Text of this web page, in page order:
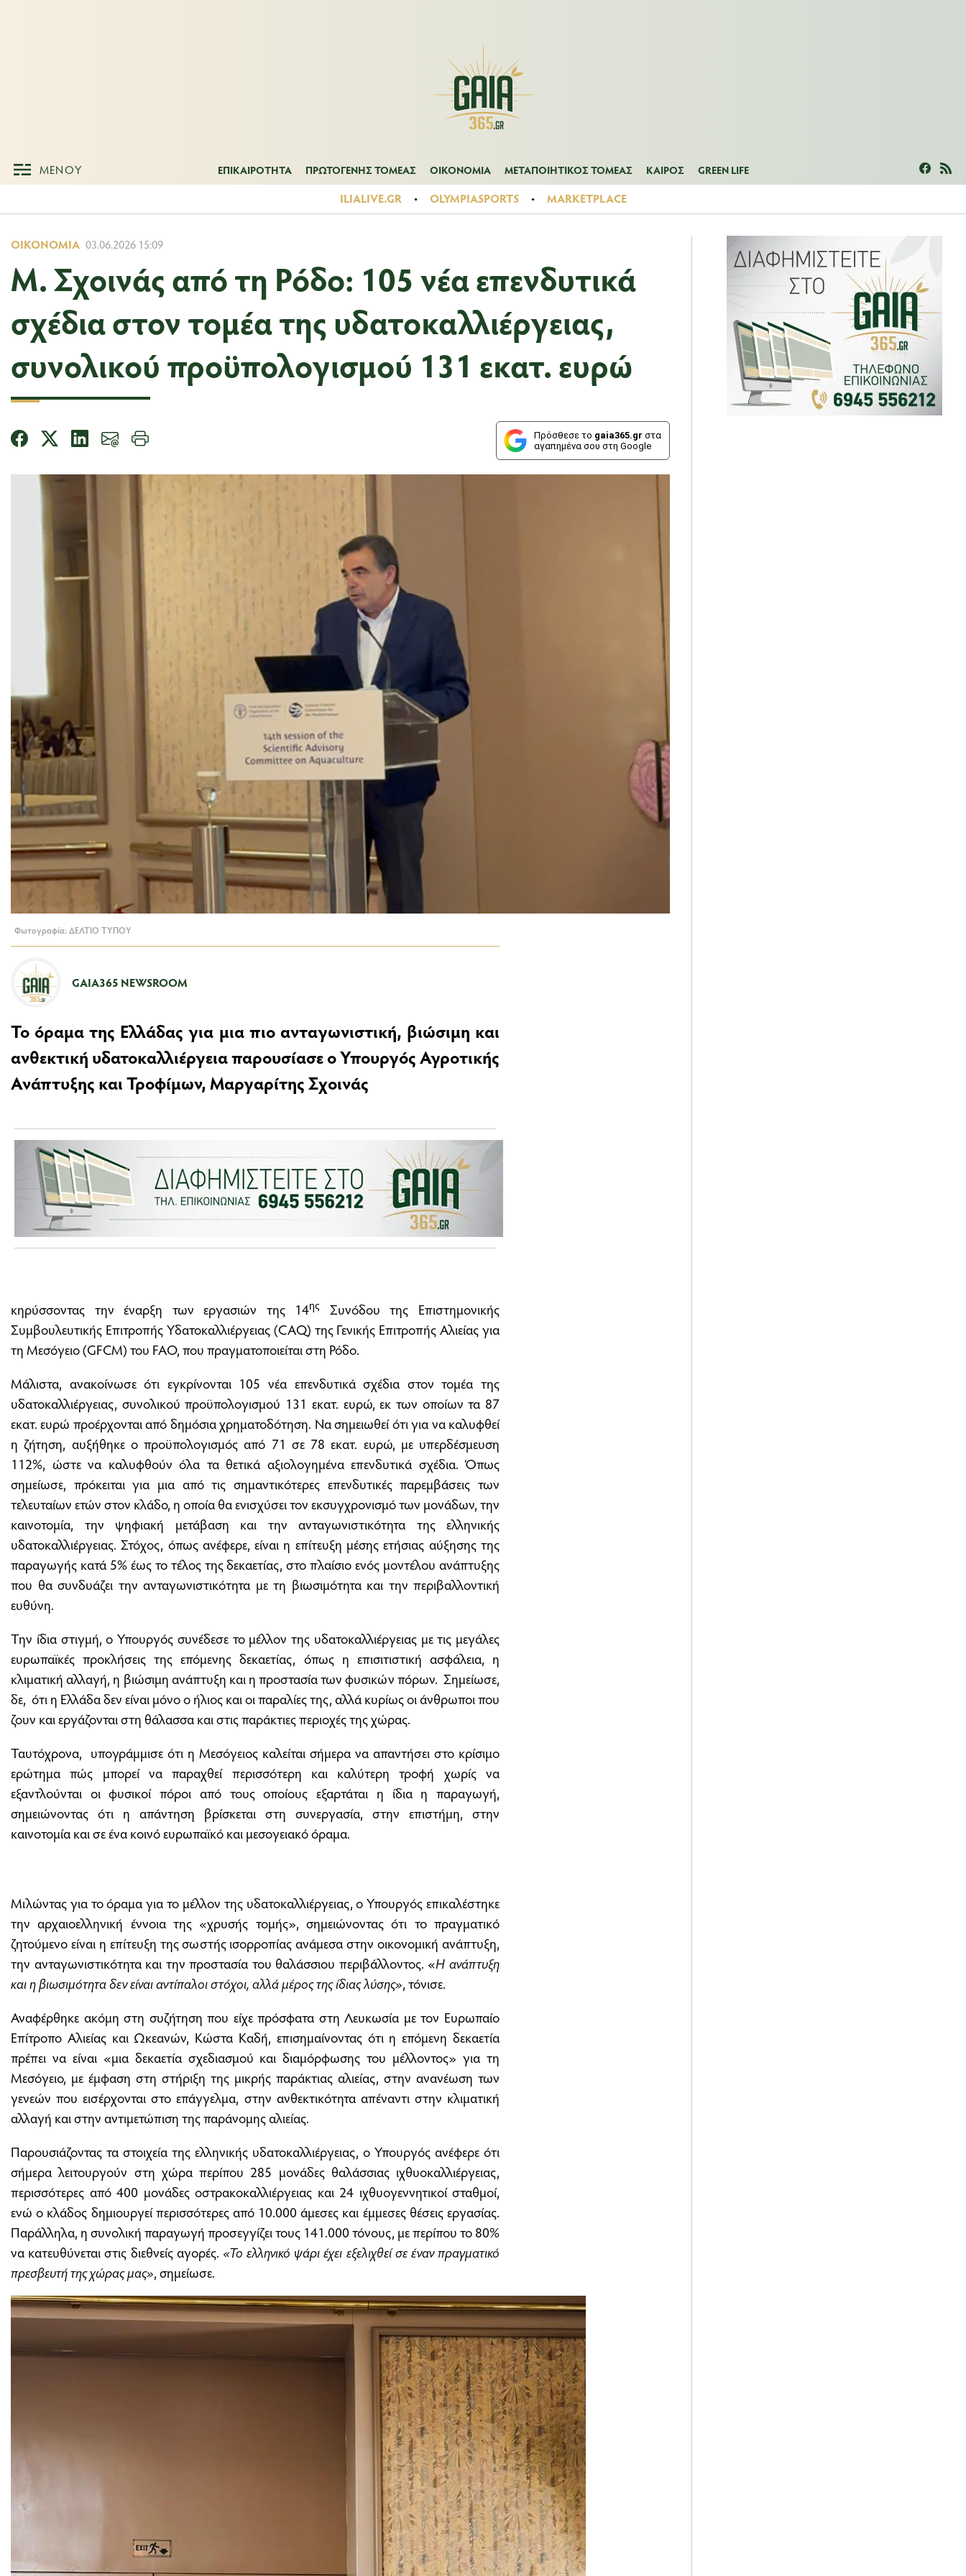
ΜΕΝΟΥ ΕΠΙΚΑΙΡΟΤΗΤΑ ΠΡΩΤΟΓΕΝΗΣ ΤΟΜΕΑΣ ΟΙΚΟΝΟΜΙΑ ΜΕΤΑΠΟΙΗΤΙΚΟΣ ΤΟΜΕΑΣ ΚΑΙΡΟΣ GREEN LIFE
ILIALIVE.GR OLYMPIASPORTS MARKETPLACE
ΟΙΚΟΝΟΜΊΑ 03.06.2026 15:09
Μ. Σχοινάς από τη Ρόδο: 105 νέα επενδυτικά
σχέδια στον τομέα της υδατοκαλλιέργειας,
συνολικού προϋπολογισμού 131 εκατ. ευρώ
Πρόσθεσε το gaia365.gr στα
αγαπημένα σου στη Google
Φωτογραφία: ΔΕΛΤΙΟ ΤΥΠΟΥ
GAIA365 NEWSROOM
Το όραμα της Ελλάδας για μια πιο ανταγωνιστική, βιώσιμη και
ανθεκτική υδατοκαλλιέργεια παρουσίασε ο Υπουργός Αγροτικής
Ανάπτυξης και Τροφίμων, Μαργαρίτης Σχοινάς
κηρύσσοντας την έναρξη των εργασιών της 14ης
Συνόδου της Επιστημονικής
Συμβουλευτικής Επιτροπής Υδατοκαλλιέργειας (CAQ) της Γενικής Επιτροπής Αλιείας για
τη Μεσόγειο (GFCM) του FAO, που πραγματοποιείται στη Ρόδο.
Μάλιστα, ανακοίνωσε ότι εγκρίνονται 105 νέα επενδυτικά σχέδια στον τομέα της
υδατοκαλλιέργειας, συνολικού προϋπολογισμού 131 εκατ. ευρώ, εκ των οποίων τα 87
εκατ. ευρώ προέρχονται από δημόσια χρηματοδότηση. Να σημειωθεί ότι για να καλυφθεί
η ζήτηση, αυξήθηκε ο προϋπολογισμός από 71 σε 78 εκατ. ευρώ, με υπερδέσμευση
112%, ώστε να καλυφθούν όλα τα θετικά αξιολογημένα επενδυτικά σχέδια. Όπως
σημείωσε, πρόκειται για μια από τις σημαντικότερες επενδυτικές παρεμβάσεις των
τελευταίων ετών στον κλάδο, η οποία θα ενισχύσει τον εκσυγχρονισμό των μονάδων, την
καινοτομία, την ψηφιακή μετάβαση και την ανταγωνιστικότητα της ελληνικής
υδατοκαλλιέργειας. Στόχος, όπως ανέφερε, είναι η επίτευξη μέσης ετήσιας αύξησης της
παραγωγής κατά 5% έως το τέλος της δεκαετίας, στο πλαίσιο ενός μοντέλου ανάπτυξης
που θα συνδυάζει την ανταγωνιστικότητα με τη βιωσιμότητα και την περιβαλλοντική
ευθύνη.
Την ίδια στιγμή, ο Υπουργός συνέδεσε το μέλλον της υδατοκαλλιέργειας με τις μεγάλες
ευρωπαϊκές προκλήσεις της επόμενης δεκαετίας, όπως η επισιτιστική ασφάλεια, η
κλιματική αλλαγή, η βιώσιμη ανάπτυξη και η προστασία των φυσικών πόρων. Σημείωσε,
δε, ότι η Ελλάδα δεν είναι μόνο ο ήλιος και οι παραλίες της, αλλά κυρίως οι άνθρωποι που
ζουν και εργάζονται στη θάλασσα και στις παράκτιες περιοχές της χώρας.
Ταυτόχρονα, υπογράμμισε ότι η Μεσόγειος καλείται σήμερα να απαντήσει στο κρίσιμο
ερώτημα πώς μπορεί να παραχθεί περισσότερη και καλύτερη τροφή χωρίς να
εξαντλούνται οι φυσικοί πόροι από τους οποίους εξαρτάται η ίδια η παραγωγή,
σημειώνοντας ότι η απάντηση βρίσκεται στη συνεργασία, στην επιστήμη, στην
καινοτομία και σε ένα κοινό ευρωπαϊκό και μεσογειακό όραμα.
Μιλώντας για το όραμα για το μέλλον της υδατοκαλλιέργειας, ο Υπουργός επικαλέστηκε
την αρχαιοελληνική έννοια της «χρυσής τομής», σημειώνοντας ότι το πραγματικό
ζητούμενο είναι η επίτευξη της σωστής ισορροπίας ανάμεσα στην οικονομική ανάπτυξη,
την ανταγωνιστικότητα και την προστασία του θαλάσσιου περιβάλλοντος. «Η ανάπτυξη
και η βιωσιμότητα δεν είναι αντίπαλοι στόχοι, αλλά μέρος της ίδιας λύσης», τόνισε.
Αναφέρθηκε ακόμη στη συζήτηση που είχε πρόσφατα στη Λευκωσία με τον Ευρωπαίο
Επίτροπο Αλιείας και Ωκεανών, Κώστα Καδή, επισημαίνοντας ότι η επόμενη δεκαετία
πρέπει να είναι «μια δεκαετία σχεδιασμού και διαμόρφωσης του μέλλοντος» για τη
Μεσόγειο, με έμφαση στη στήριξη της μικρής παράκτιας αλιείας, στην ανανέωση των
γενεών που εισέρχονται στο επάγγελμα, στην ανθεκτικότητα απέναντι στην κλιματική
αλλαγή και στην αντιμετώπιση της παράνομης αλιείας.
Παρουσιάζοντας τα στοιχεία της ελληνικής υδατοκαλλιέργειας, ο Υπουργός ανέφερε ότι
σήμερα λειτουργούν στη χώρα περίπου 285 μονάδες θαλάσσιας ιχθυοκαλλιέργειας,
περισσότερες από 400 μονάδες οστρακοκαλλιέργειας και 24 ιχθυογεννητικοί σταθμοί,
ενώ ο κλάδος δημιουργεί περισσότερες από 10.000 άμεσες και έμμεσες θέσεις εργασίας.
Παράλληλα, η συνολική παραγωγή προσεγγίζει τους 141.000 τόνους, με περίπου το 80%
να κατευθύνεται στις διεθνείς αγορές. «Το ελληνικό ψάρι έχει εξελιχθεί σε έναν πραγματικό
πρεσβευτή της χώρας μας», σημείωσε.